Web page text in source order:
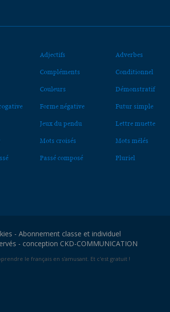
Adjectifs Adverbes
Compléments Conditionnel
Couleurs Démonstratif
Forme négative Futur simple
Jeux du pendu Lettre muette
Mots croisés Mots mêlés
Passé composé Pluriel
- Abonnement classe et individuel
- conception CKD-COMMUNICATION
le français en s'amusant. Et c'est gratuit !